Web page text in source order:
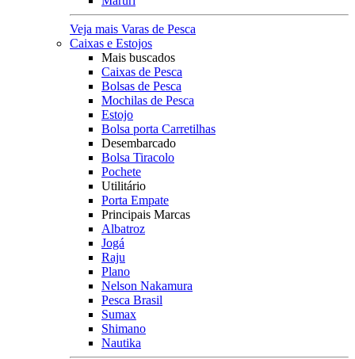
Veja mais Varas de Pesca
Caixas e Estojos
Mais buscados
Caixas de Pesca
Bolsas de Pesca
Mochilas de Pesca
Estojo
Bolsa porta Carretilhas
Desembarcado
Bolsa Tiracolo
Pochete
Utilitário
Porta Empate
Principais Marcas
Albatroz
Jogá
Raju
Plano
Nelson Nakamura
Pesca Brasil
Sumax
Shimano
Nautika